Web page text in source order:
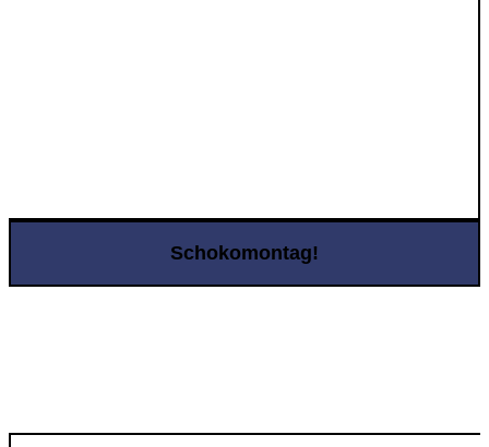
Schokomontag!